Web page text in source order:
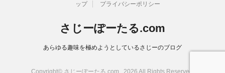
ップ
プライバシーポリシー
さじーぽーたる.com
あらゆる趣味を極めようとしているさじーのブログ